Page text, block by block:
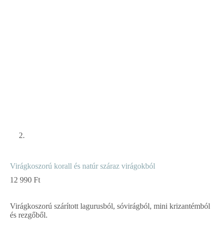
Virágkoszorú korall és natúr száraz virágokból
12 990 Ft
Virágkoszorú szárított lagurusból, sóvirágból, mini krizantémból
és rezgőből.